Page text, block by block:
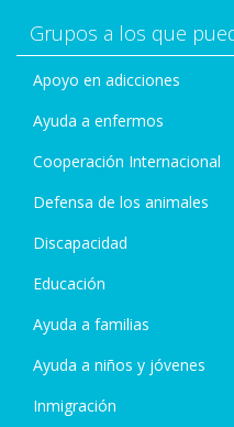
Grupos a los que
Apoyo en adicciones
Ayuda a enfermos
Cooperación Internacional
Defensa de los animales
Discapacidad
Educación
Ayuda a familias
Ayuda a niños y jóvenes
Inmigración